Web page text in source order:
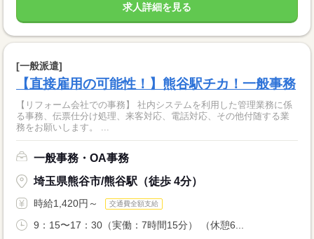
求人詳細を見る
[一般派遣]
【直接雇用の可能性！】熊谷駅チカ！一般事務
【リフォーム会社での事務】 社内システムを利用した管理業務に係
る事務、伝票仕分け処理、来客対応、電話対応、その他付随する業
務をお願いします。 ...
一般事務・OA事務
埼玉県熊谷市/熊谷駅（徒歩 4分）
時給1,420円～ 交通費全額支給
9：15〜17：30（実働：7時間15分） （休憩6...